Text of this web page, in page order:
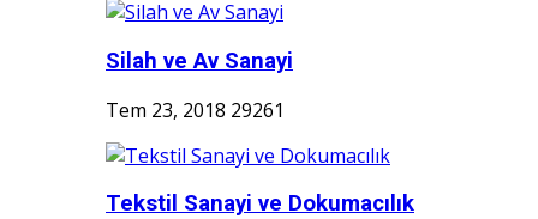
Silah ve Av Sanayi
Tem 23, 2018 29261
Tekstil Sanayi ve Dokumacılık